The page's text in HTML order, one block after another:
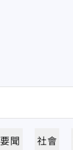
要聞 社會